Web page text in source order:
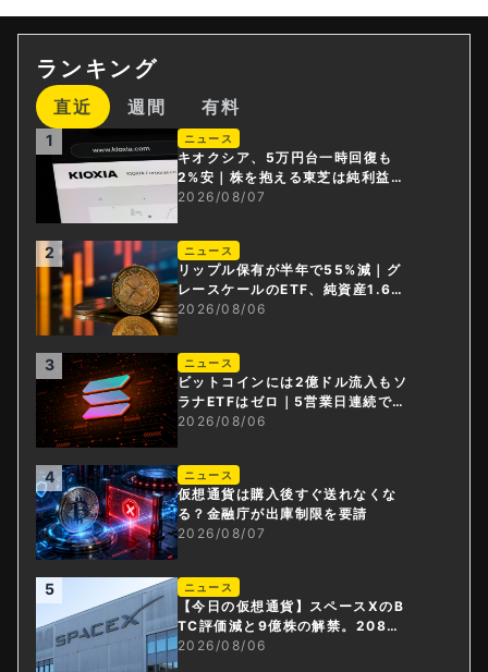
ランキング
直近 週間 有料
1 ニュース
キオクシア、5万円台一時回復も
2%安｜株を抱える東芝は純利益3
0倍
2026/08/07
2 ニュース
リップル保有が半年で55%減｜グ
レースケールのETF、純資産1.6億
ドル減
2026/08/06
3 ニュース
ビットコインには2億ドル流入もソ
ラナETFはゼロ｜5営業日連続で停
止
2026/08/06
4 ニュース
仮想通貨は購入後すぐ送れなくな
る？金融庁が出庫制限を要請
2026/08/07
5 ニュース
【今日の仮想通貨】スペースXのB
TC評価減と9億株の解禁。208億
円相当のBTCが盗難
2026/08/06